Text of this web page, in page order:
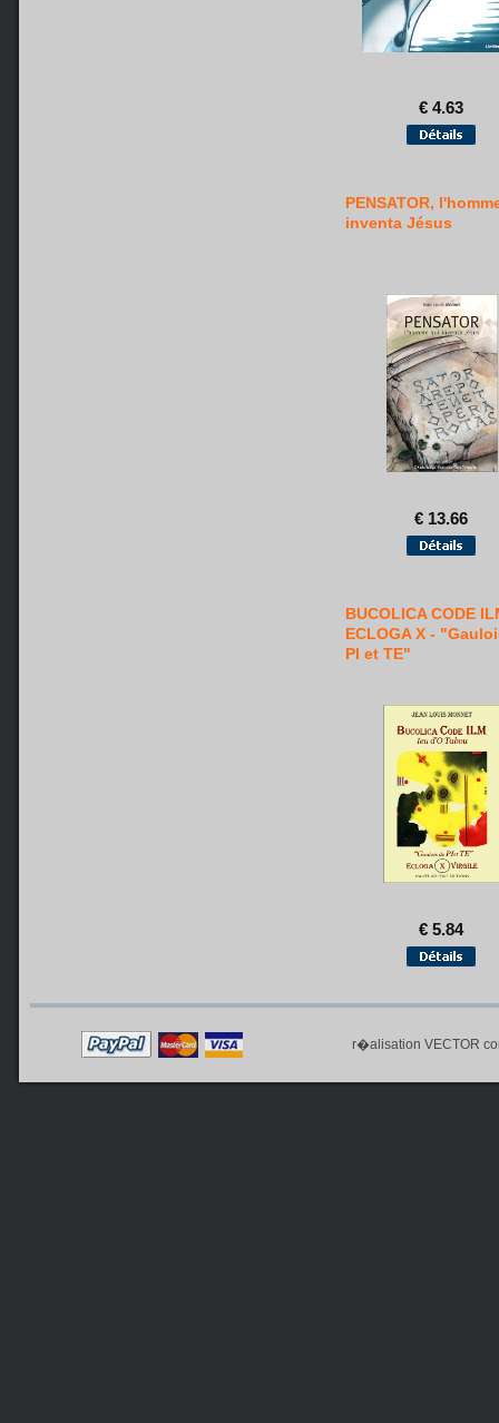
€ 4.63
PENSATOR,
inventa Jésus
€ 13.66
BUCOLICA CODE
ECLOGA X -
PI et TE"
€ 5.84
r�alisation VECTOR